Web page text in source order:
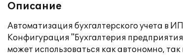
Описание
Автоматизация бухгалтерского учета в
Конфигурация "Бухгалтерия
может использоваться как автономно,